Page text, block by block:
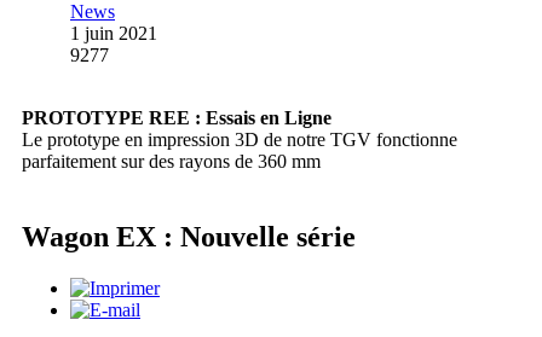
News
1 juin 2021
9277
PROTOTYPE REE : Essais en Ligne
Le prototype en impression 3D de notre TGV fonctionne
parfaitement sur des rayons de 360 mm
Wagon EX : Nouvelle série